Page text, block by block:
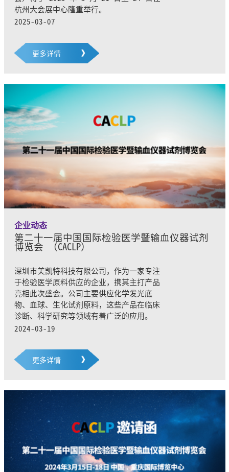
杭州大会展中心隆重举行。
2025-03-07
更多详情
企业动态
第二十一届中国国际检验医学暨输血仪器试剂
博览会 （CACLP）
深圳市美凯特科技有限公司，作为一家专注
于检验医学原料供应的企业，携其主打产品
亮相此次盛会。公司主要供应化学发光底
物、血球、生化试剂原料，这些产品在临床
诊断、科学研究等领域有着广泛的应用。
2024-03-19
更多详情